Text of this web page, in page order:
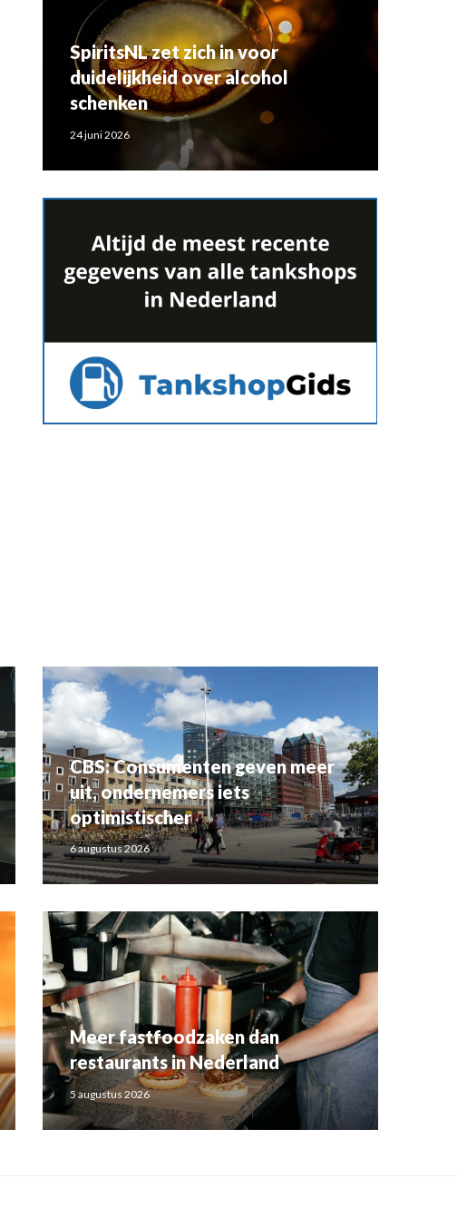
SpiritsNL zet zich in voor
duidelijkheid over alcohol
schenken
24 juni 2026
CBS: Consumenten geven meer
uit, ondernemers iets
optimistischer
6 augustus 2026
Meer fastfoodzaken dan
restaurants in Nederland
5 augustus 2026